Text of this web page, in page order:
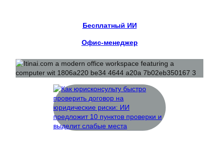
Бесплатный ИИ
Офис-менеджер